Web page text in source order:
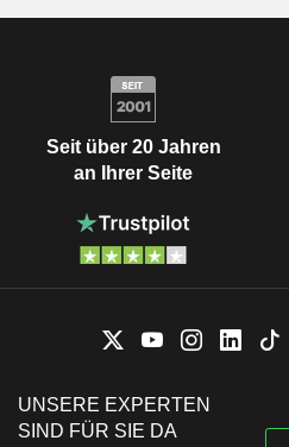
Seit über 20 Jahren
an Ihrer Seite
UNSERE EXPERTEN
SIND FÜR SIE DA